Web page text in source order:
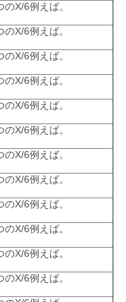
X/6例えば。
X/6例えば。
X/6例えば。
X/6例えば。
X/6例えば。
X/6例えば。
X/6例えば。
X/6例えば。
X/6例えば。
X/6例えば。
X/6例えば。
X/6例えば。